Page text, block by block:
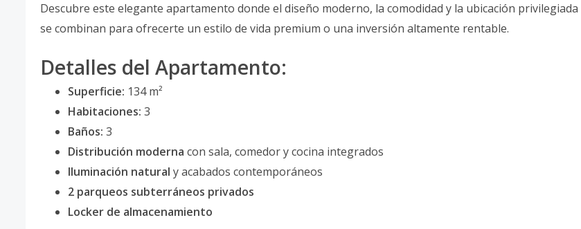
Descubre este elegante apartamento donde el diseño moderno, la comodidad y la ubicación privilegiada
se combinan para ofrecerte un estilo de vida premium o una inversión altamente rentable.
Detalles del Apartamento:
Superficie: 134 m²
Habitaciones: 3
Baños: 3
Distribución moderna con sala, comedor y cocina integrados
Iluminación natural y acabados contemporáneos
2 parqueos subterráneos privados
Locker de almacenamiento